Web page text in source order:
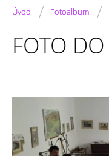
Úvod / Fotoalbum /
FOTO